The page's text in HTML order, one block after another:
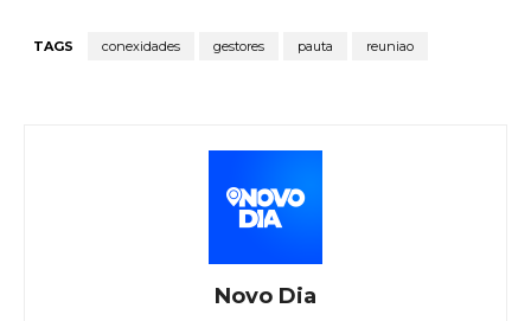
TAGS conexidades gestores pauta reuniao
Novo Dia